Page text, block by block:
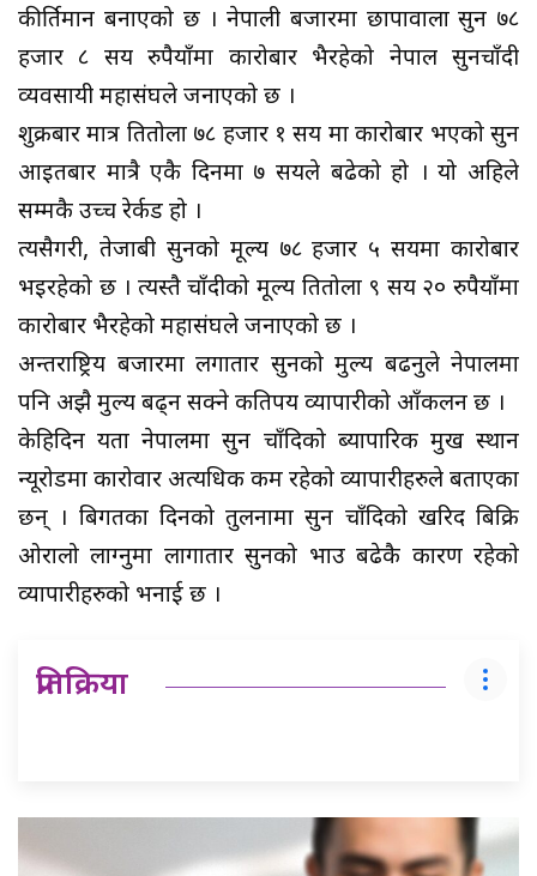
कीर्तिमान बनाएको छ । नेपाली बजारमा छापावाला सुन ७८
हजार ८ सय रुपैयाँमा कारोबार भैरहेको नेपाल सुनचाँदी
व्यवसायी महासंघले जनाएको छ ।
शुक्रबार मात्र प्रतितोला ७८ हजार १ सय मा कारोबार भएको सुन
आइतबार मात्रै एकै दिनमा ७ सयले बढेको हो । यो अहिले
सम्मकै उच्च रेर्कड हो ।
त्यसैगरी, तेजाबी सुनको मूल्य ७८ हजार ५ सयमा कारोबार
भइरहेको छ । त्यस्तै चाँदीको मूल्य प्रतितोला ९ सय २० रुपैयाँमा
कारोबार भैरहेको महासंघले जनाएको छ ।
अन्तराष्ट्रिय बजारमा लगातार सुनको मुल्य बढनुले नेपालमा
पनि अझै मुल्य बढ्न सक्ने कतिपय व्यापारीको आँकलन छ ।
केहिदिन यता नेपालमा सुन चाँदिको ब्यापारिक प्रमुख स्थान
न्यूरोडमा कारोवार अत्यधिक कम रहेको व्यापारीहरुले बताएका
छन् । बिगतका दिनको तुलनामा सुन चाँदिको खरिद बिक्रि
ओरालो लाग्नुमा लागातार सुनको भाउ बढेकै कारण रहेको
व्यापारीहरुको भनाई छ ।
प्रतिक्रिया